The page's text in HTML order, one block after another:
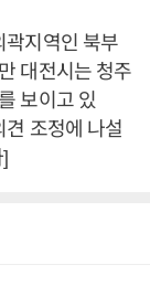
곽지역인 북부
대전시는 청주
보이고 있
조정에 나설